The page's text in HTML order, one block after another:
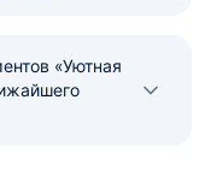
«Уютная